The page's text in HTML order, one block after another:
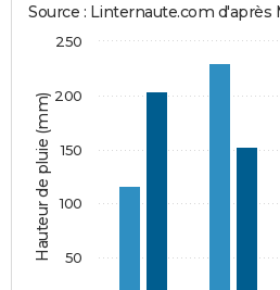
Hauteur de pluie (mm)
Source : Linternaute.com d'après
50
100
150
200
250